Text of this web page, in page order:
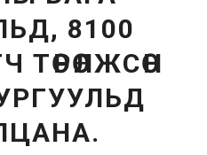
8100
ТӨРӨЛЖСӨН